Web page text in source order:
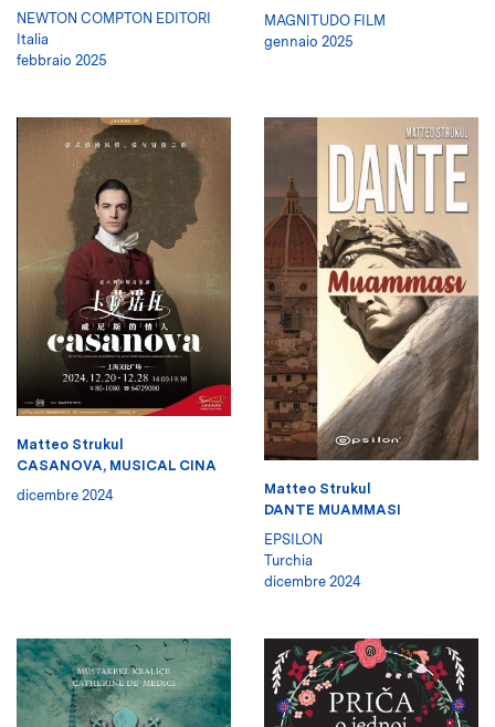
NEWTON COMPTON EDITORI
Italia
febbraio 2025
MAGNITUDO FILM
gennaio 2025
Matteo Strukul
CASANOVA, MUSICAL CINA
dicembre 2024
Matteo Strukul
DANTE MUAMMASI
EPSILON
Turchia
dicembre 2024